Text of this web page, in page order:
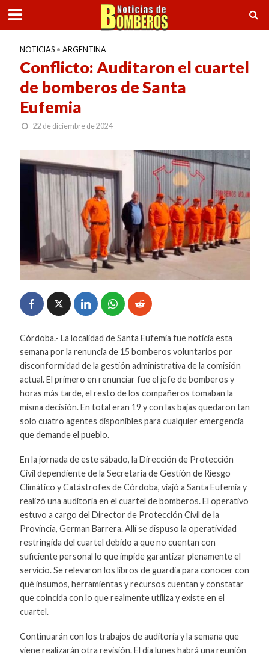
NOTICIAS • ARGENTINA
Conflicto: Auditaron el cuartel
de bomberos de Santa
Eufemia
22 de diciembre de 2024
Córdoba.- La localidad de Santa Eufemia fue noticia esta
semana por la renuncia de 15 bomberos voluntarios por
disconformidad de la gestión administrativa de la comisión
actual. El primero en renunciar fue el jefe de bomberos y
horas más tarde, el resto de los compañeros tomaban la
misma decisión. En total eran 19 y con las bajas quedaron tan
solo cuatro agentes disponibles para cualquier emergencia
que demande el pueblo.
En la jornada de este sábado, la Dirección de Protección
Civil dependiente de la Secretaría de Gestión de Riesgo
Climático y Catástrofes de Córdoba, viajó a Santa Eufemia y
realizó una auditoría en el cuartel de bomberos. El operativo
estuvo a cargo del Director de Protección Civil de la
Provincia, German Barrera. Allí se dispuso la operatividad
restringida del cuartel debido a que no cuentan con
suficiente personal lo que impide garantizar plenamente el
servicio. Se relevaron los libros de guardia para conocer con
qué insumos, herramientas y recursos cuentan y constatar
que coincida con lo que realmente utiliza y existe en el
cuartel.
Continuarán con los trabajos de auditoría y la semana que
viene realizarán otra revisión. El día lunes habrá una reunión